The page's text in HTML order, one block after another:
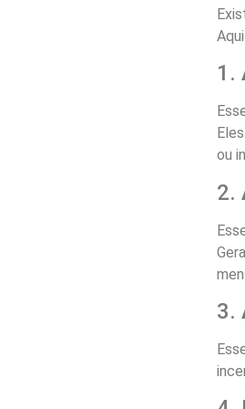
1.
ou
2.
3.